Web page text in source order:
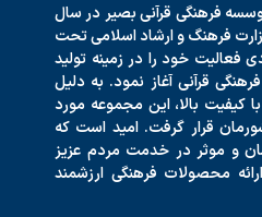
فرهنگی قرآنی بصیر در سال
وزارت فرهنگ و ارشاد اسلامی تحت
خود را در زمینه تولید
قرآنی آغاز نمود. به دلیل
کیفیت بالا، این مجموعه مورد
قرار گرفت. امید است که
و موثر در خدمت مردم عزیز
محصولات فرهنگی ارزشمند